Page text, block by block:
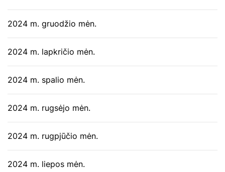
2024 m. gruodžio mėn.
2024 m. lapkričio mėn.
2024 m. spalio mėn.
2024 m. rugsėjo mėn.
2024 m. rugpjūčio mėn.
2024 m. liepos mėn.